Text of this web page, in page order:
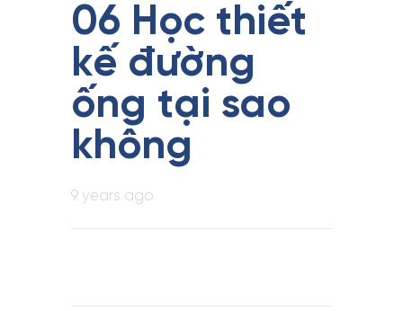
06 Học thiết
kế đường
ống tại sao
không
9 years ago